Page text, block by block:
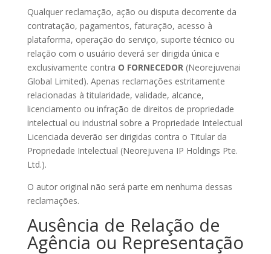
Qualquer reclamação, ação ou disputa decorrente da
contratação, pagamentos, faturação, acesso à
plataforma, operação do serviço, suporte técnico ou
relação com o usuário deverá ser dirigida única e
exclusivamente contra O FORNECEDOR (Neorejuvenai
Global Limited). Apenas reclamações estritamente
relacionadas à titularidade, validade, alcance,
licenciamento ou infração de direitos de propriedade
intelectual ou industrial sobre a Propriedade Intelectual
Licenciada deverão ser dirigidas contra o Titular da
Propriedade Intelectual (Neorejuvena IP Holdings Pte.
Ltd.).
O autor original não será parte em nenhuma dessas
reclamações.
Ausência de Relação de
Agência ou Representação